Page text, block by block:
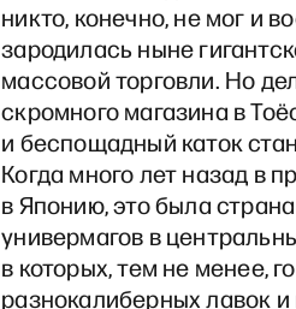
никто, конечно, не мог и
зародилась ныне
массовой торговли. Но
скромного магазина в
и беспощадный каток
Когда много лет назад в
в Японию, это была
универмагов в
в которых, тем не менее,
разнокалиберных лавок